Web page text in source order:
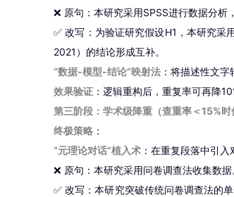
❌ 原句：本研究采用SPSS进行数据分析
✅ 改写：为验证研究假设H1，本研究
2021）的结论形成互补。
“数据-模型-结论”映射法 ：将描述性文
效果验证 ：逻辑重构后，重复率可再降
第三阶段：学术级降重（查重率＜15%时
终极策略 ：
“元理论对话”植入术 ：在重复段落中引
❌ 原句：本研究采用问卷调查法收集数据
✅ 改写：本研究突破传统问卷调查法的